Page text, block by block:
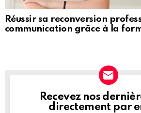
Réussir sa reconversion
communication grâce à la
NEWSLETTER
Recevez nos
directement par